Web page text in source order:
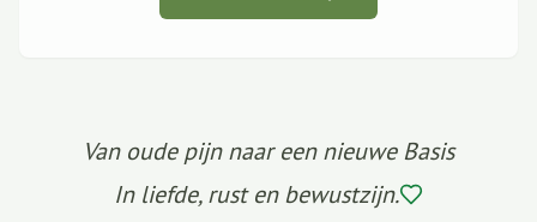
Van oude pijn naar een nieuwe Basis
In liefde, rust en bewustzijn.